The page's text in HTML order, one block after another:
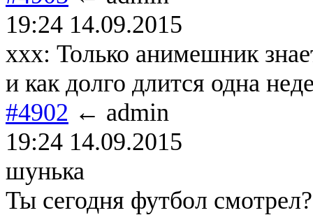
19:24 14.09.2015
xxx: Только анимешник
и как долго длится одна
#4902 ← admin
19:24 14.09.2015
шунька
Ты сегодня футбол смотрел?